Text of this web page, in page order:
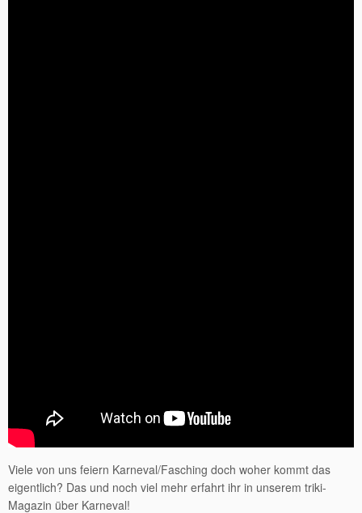
Viele von uns feiern Karneval/Fasching doch woher kommt das
eigentlich? Das und noch viel mehr erfahrt ihr in unserem triki-
Magazin über Karneval!